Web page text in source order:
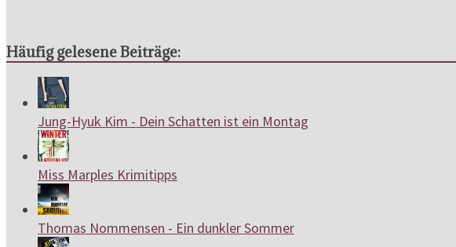
Häufig gelesene Beiträge:
Jung-Hyuk Kim - Dein Schatten ist ein Montag
Miss Marples Krimitipps
Thomas Nommensen - Ein dunkler Sommer